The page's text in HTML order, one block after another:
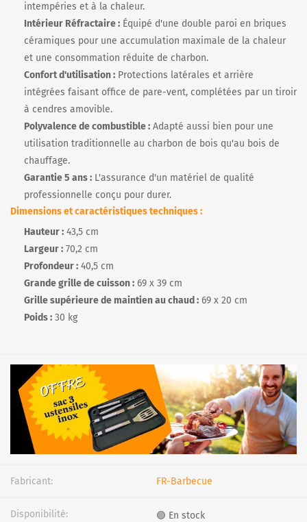
intempéries et à la chaleur.
Intérieur Réfractaire : Équipé d'une double paroi en briques
céramiques pour une accumulation maximale de la chaleur
et une consommation réduite de charbon.
Confort d'utilisation : Protections latérales et arrière
intégrées faisant office de pare-vent, complétées par un tiroir
à cendres amovible.
Polyvalence de combustible : Adapté aussi bien pour une
utilisation traditionnelle au charbon de bois qu'au bois de
chauffage.
Garantie 5 ans : L'assurance d'un matériel de qualité
professionnelle conçu pour durer.
Dimensions et caractéristiques techniques :
Hauteur : 43,5 cm
Largeur : 70,2 cm
Profondeur : 40,5 cm
Grande grille de cuisson : 69 x 39 cm
Grille supérieure de maintien au chaud : 69 x 20 cm
Poids : 30 kg
Fabricant: FR-Barbecue
Disponibilité: 🟢 En stock